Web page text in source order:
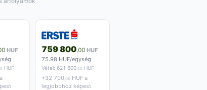
HUF
HUF
759 800 ,00 HUF
75.98 HUF/egység
Vétel: 621 600 ,00 HUF
+32 700 ,00 HUF a
legjobbhoz képest